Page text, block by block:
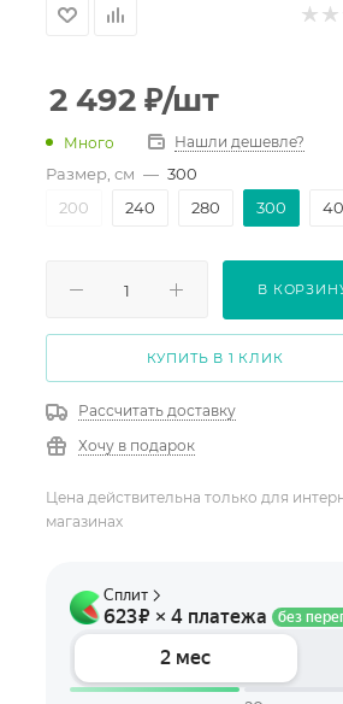
2 492 ₽/шт
Много Нашли дешевле?
Размер, см — 300
200
240 280 300
В
КУПИТЬ В 1 КЛИК
Рассчитать доставку
Хочу в подарок
Цена действительна только для
магазинах